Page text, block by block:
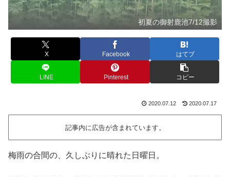
初夏の御射鹿池7/12撮影
X Facebook はてブ
LINE Pinterest コピー
2020.07.12 2020.07.17
記事内に広告が含まれています。
梅雨の合間の、久しぶりに晴れた日曜日。